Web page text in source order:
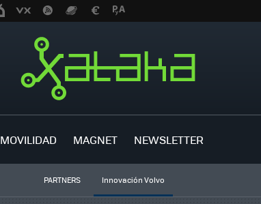
MOVILIDAD MAGNET NEWSLETTER
PARTNERS Innovación Volvo